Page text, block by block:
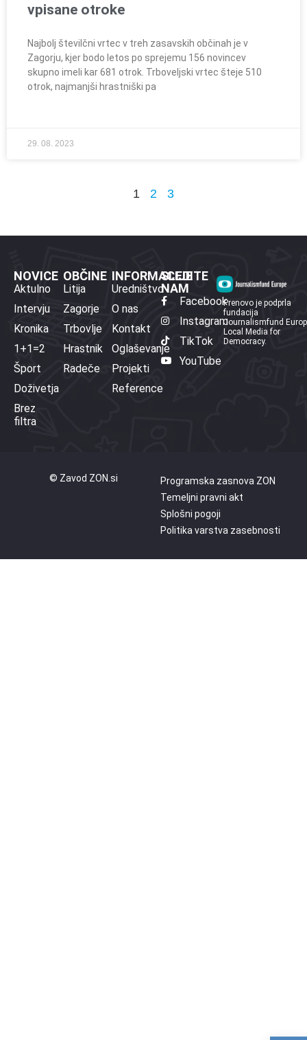
vpisane otroke
Najbolj številčni vrtec v treh zasavskih občinah je v
Zagorju, kjer bodo letos po sprejemu 156 novincev
skupno imeli kar 681 otrok. Trboveljski vrtec šteje 510
otrok, najmanjši hrastniški pa
29. 08. 2023
1 2 3
NOVICE
Aktulno
Intervju
Kronika
1+1=2
Šport
Doživetja
Brez
filtra
OBČINE
Litija
Zagorje
Trbovlje
Hrastnik
Radeče
INFORMACIJE
Uredništvo
O nas
Kontakt
Oglaševanje
Projekti
Reference
SLEDITE
NAM
Facebook
Instagram
TikTok
YouTube
Prenovo je podprla
fundacija
Journalismfund
Local Media for
Democracy.
© Zavod ZON.si
Programska zasnova ZON
Temeljni pravni akt
Splošni pogoji
Politika varstva zasebnosti